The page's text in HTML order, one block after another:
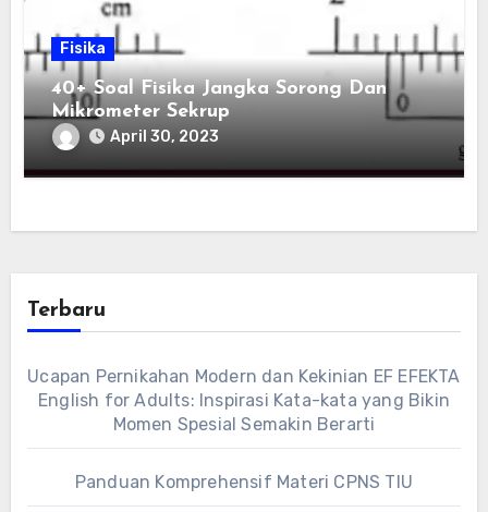
Fisika
40+ Soal Fisika Jangka Sorong Dan
Mikrometer Sekrup
April 30, 2023
Terbaru
Ucapan Pernikahan Modern dan Kekinian EF EFEKTA
English for Adults: Inspirasi Kata-kata yang Bikin
Momen Spesial Semakin Berarti
Panduan Komprehensif Materi CPNS TIU